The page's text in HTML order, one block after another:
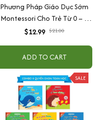
Phương Pháp Giáo Dục Sớm
Montessori Cho Trẻ Từ 0 – 3
Tuổi
$12.99 $21.00
ADD TO CART
SALE